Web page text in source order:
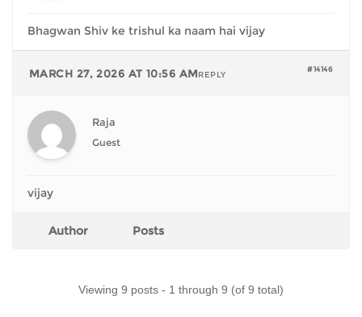
Bhagwan Shiv ke trishul ka naam hai vijay
MARCH 27, 2026 AT 10:56 AM #14146
REPLY
Raja
Guest
vijay
Author Posts
Viewing 9 posts - 1 through 9 (of 9 total)